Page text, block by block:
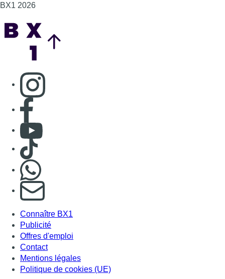
BX1 2026
Consulter page Instagram
Consulter page Facebook
Consulter Youtube
Consulter TikTok
S'abonner à notre newsletter
Connaître BX1
Publicité
Offres d'emploi
Contact
Mentions légales
Politique de cookies (UE)